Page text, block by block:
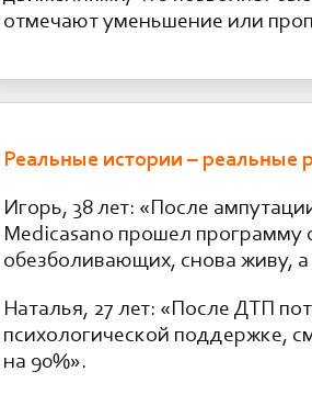
отмечают уменьшение или
Реальные истории – реальные
Игорь, 38 лет: «После
Medicasano прошел программу
обезболивающих, снова живу,
Наталья, 27 лет: «После ДТП
психологической поддержке,
на 90%».